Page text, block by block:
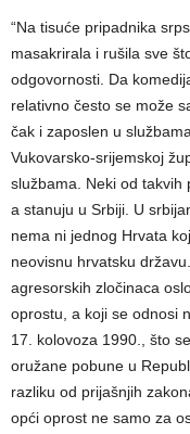
“Na tisuće pripadnika
masakrirala i rušila sve
odgovornosti. Da
relativno često se može
čak i zaposlen u
Vukovarsko-srijemskoj
službama. Neki od takvih
a stanuju u Srbiji. U
nema ni jednog Hrvata
neovisnu hrvatsku
agresorskih zločinaca
oprostu, a koji se odnosi
17. kolovoza 1990., što
oružane pobune u
razliku od prijašnjih
opći oprost ne samo za